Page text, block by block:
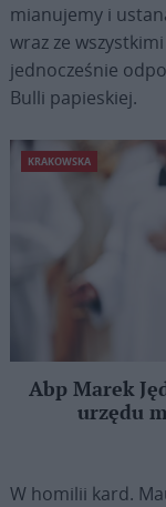
mianujemy i
wraz ze
jednocześnie
Bulli papieskiej.
KRAKOWSKA
Abp Marek
urzędu
W homilii kard.